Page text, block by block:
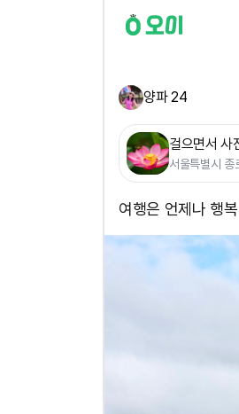
양파 24
걸으면서 사
서울특별시 종
여행은 언제나 행